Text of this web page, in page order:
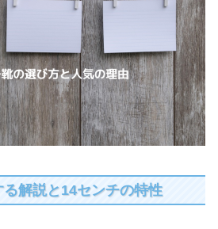
解説と14センチの特性